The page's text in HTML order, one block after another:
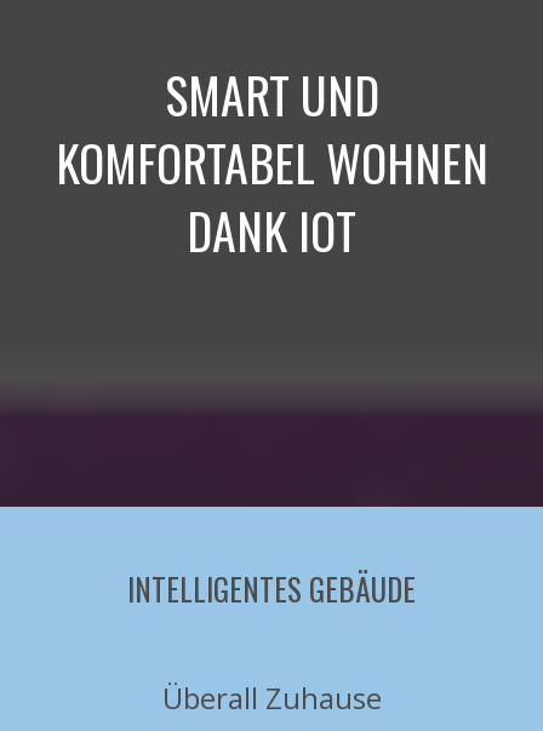
SMART UND
KOMFORTABEL WOHNEN
DANK IOT
INTELLIGENTES GEBÄUDE
Überall Zuhause